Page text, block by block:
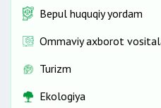
Bepul huquqiy yordam
Ommaviy axborot
Turizm
Ekologiya